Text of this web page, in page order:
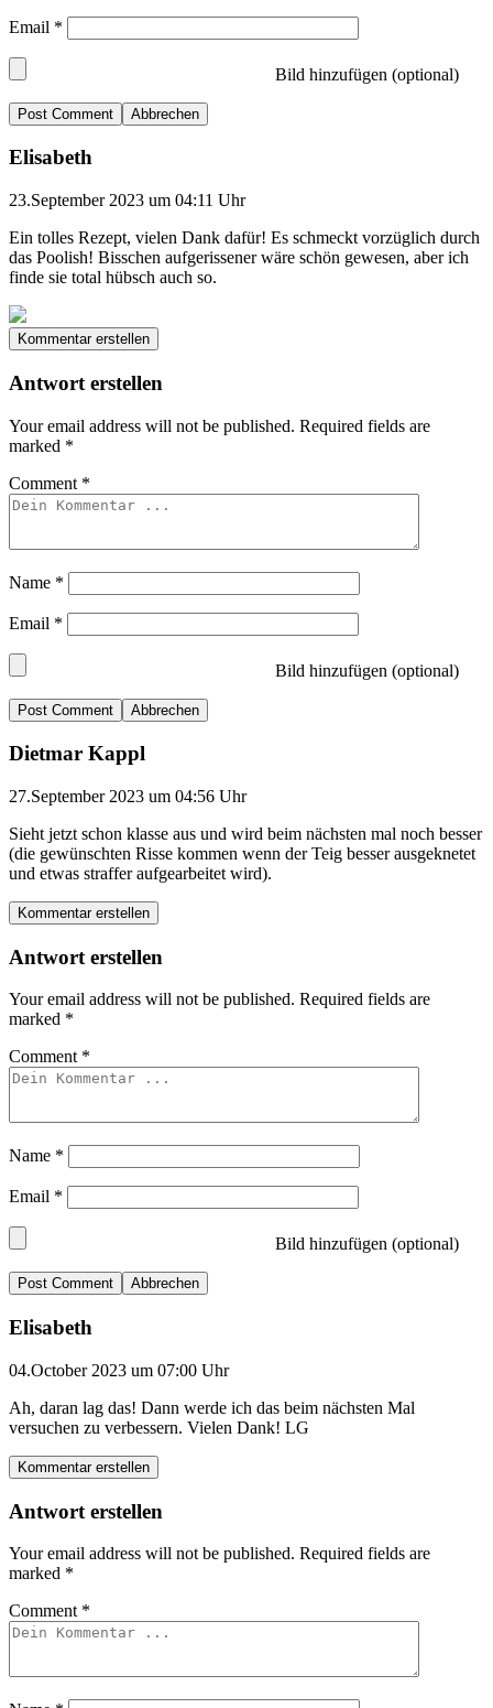
Email *
Bild hinzufügen (optional)
Abbrechen
Elisabeth
23.September 2023 um 04:11 Uhr
Ein tolles Rezept, vielen Dank dafür! Es schmeckt vorzüglich durch
das Poolish! Bisschen aufgerissener wäre schön gewesen, aber ich
finde sie total hübsch auch so.
Kommentar erstellen
Antwort erstellen
Your email address will not be published. Required fields are
marked *
Comment *
Name *
Email *
Bild hinzufügen (optional)
Abbrechen
Dietmar Kappl
27.September 2023 um 04:56 Uhr
Sieht jetzt schon klasse aus und wird beim nächsten mal noch besser
(die gewünschten Risse kommen wenn der Teig besser ausgeknetet
und etwas straffer aufgearbeitet wird).
Kommentar erstellen
Antwort erstellen
Your email address will not be published. Required fields are
marked *
Comment *
Name *
Email *
Bild hinzufügen (optional)
Abbrechen
Elisabeth
04.October 2023 um 07:00 Uhr
Ah, daran lag das! Dann werde ich das beim nächsten Mal
versuchen zu verbessern. Vielen Dank! LG
Kommentar erstellen
Antwort erstellen
Your email address will not be published. Required fields are
marked *
Comment *